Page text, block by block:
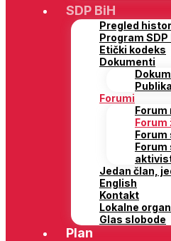
SDP BiH
Pregled
Program SDP
Etički kodeks
Dokumenti
Forumi
Forum
Forum
Forum
Jedan član,
English
Kontakt
Lokalne
Glas slobode
Plan